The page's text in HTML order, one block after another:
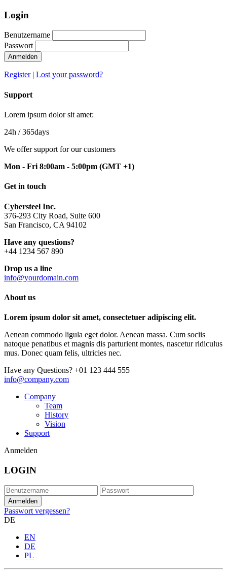
Login
Benutzername
Passwort
Anmelden
Register| Lost your password?
Support
Lorem ipsum dolor sit amet:
24h / 365days
We offer support for our customers
Mon - Fri 8:00am - 5:00pm (GMT +1)
Get in touch
Cybersteel Inc.
376-293 City Road, Suite 600
San Francisco, CA 94102
Have any questions?
+44 1234 567 890
Drop us a line
info@yourdomain.com
About us
Lorem ipsum dolor sit amet, consectetuer adipiscing elit.
Aenean commodo ligula eget dolor. Aenean massa. Cum sociis
natoque penatibus et magnis dis parturient montes, nascetur ridiculus
mus. Donec quam felis, ultricies nec.
Have any Questions? +01 123 444 555
info@company.com
Company
Team
History
Vision
Support
Anmelden
LOGIN
Passwort vergessen?
DE
EN
DE
PL